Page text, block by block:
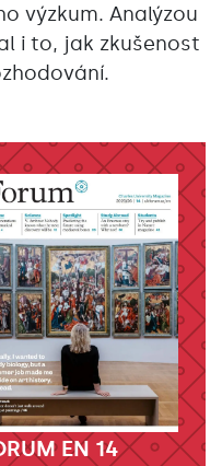
výzkum. Analýzou
i to, jak zkušenost
EN 14